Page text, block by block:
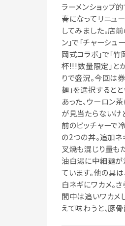
ラーメンショップ
春になってリニュ
してみました。店
ン」で「チャーシュ
岡式コラボ」で「
杯!!!数量限定」と
りで盛況。今回は
麺」を選択すると
あった、ウーロン
が見当たらないけ
前のピッチャーで
の2つの丼。追加
叉焼も混じり量も
油白湯に中細麺が
ています。他の具
白ネギにワカメ。
間中は追いワカメ
えて味わうと、豚